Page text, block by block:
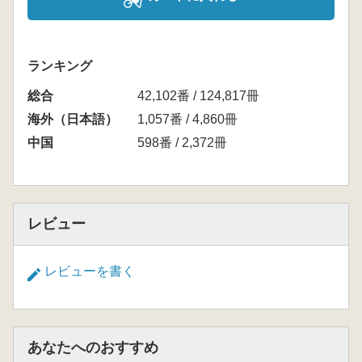
ランキング
総合
42,102番 / 124,817冊
海外（日本語）
1,057番 / 4,860冊
中国
598番 / 2,372冊
レビュー
レビューを書く
あなたへのおすすめ